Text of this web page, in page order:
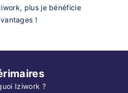
plus je bénéficie
!
Iziwork ?